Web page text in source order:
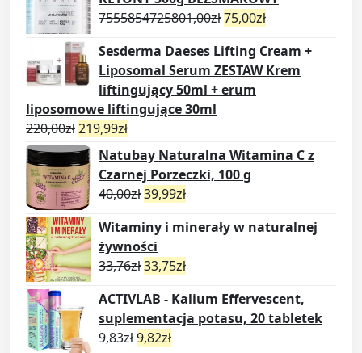
7555854725801,00zł75,00zł
Sesderma Daeses Lifting Cream +
Liposomal Serum ZESTAW Krem
liftingujący 50ml + erum
liposomowe liftingujące 30ml
220,00zł219,99zł
Natubay Naturalna Witamina C z
Czarnej Porzeczki, 100 g
40,00zł39,99zł
Witaminy i minerały w naturalnej
żywności
33,76zł33,75zł
ACTIVLAB - Kalium Effervescent,
suplementacja potasu, 20 tabletek
9,83zł9,82zł